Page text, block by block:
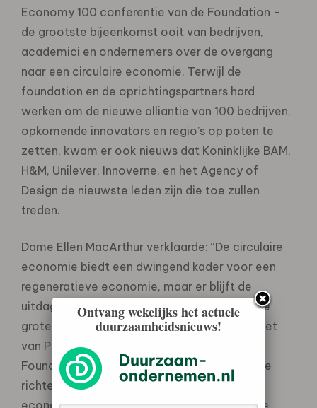
Economy 100 conferentie van de Foundation –
de grootste bijeenkomst ooit van bedrijven,
academici en ondernemers over de overgang
naar een circulaire economie. Terwijl de
foundation en de oprichtingspartners hard
werken om de nieuwe alliantie van 100 bedrijven,
opkomende innovators en regio’s op poten te
zetten, kwam er ook nieuws dat Koninklijke BAM,
H&M, Unilever, Innoverne, en het Agency of
Design de nieuwste leden zijn die toe zullen
treden.
Dame Ellen MacArthur verklaarde: “De circulaire
economie biedt een dwingend kader voor een
regeneratieve economie, maar er blijft de
uitdaging bestaan om het idee op voldoende
grote schaal in de daad om te zetten. De inzet
van Philips om zowel de Ellen MacArthur
Foundation te ondersteunen als zich intern te
richten op de innovatie van de circulaire
economie, zal een aanzienlijke impuls aan de
Ontvang wekelijks het actuele
duurzaamheidsnieuws!